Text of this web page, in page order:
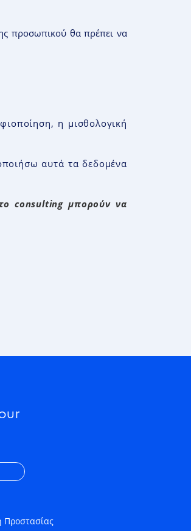
προσωπικού θα πρέπει να
η μισθολογική
αυτά τα δεδομένα
consulting μπορούν να
Προστασίας